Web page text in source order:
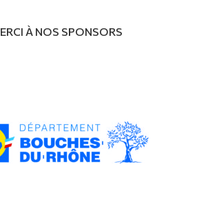
À NOS SPONSORS